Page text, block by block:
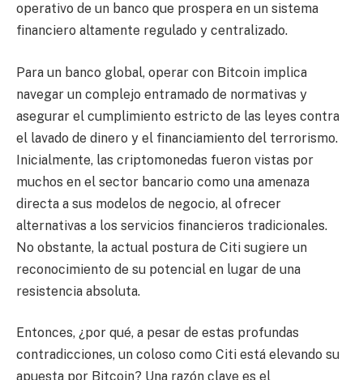
operativo de un banco que prospera en un sistema
financiero altamente regulado y centralizado.
Para un banco global, operar con Bitcoin implica
navegar un complejo entramado de normativas y
asegurar el cumplimiento estricto de las leyes contra
el lavado de dinero y el financiamiento del terrorismo.
Inicialmente, las criptomonedas fueron vistas por
muchos en el sector bancario como una amenaza
directa a sus modelos de negocio, al ofrecer
alternativas a los servicios financieros tradicionales.
No obstante, la actual postura de Citi sugiere un
reconocimiento de su potencial en lugar de una
resistencia absoluta.
Entonces, ¿por qué, a pesar de estas profundas
contradicciones, un coloso como Citi está elevando su
apuesta por Bitcoin? Una razón clave es el